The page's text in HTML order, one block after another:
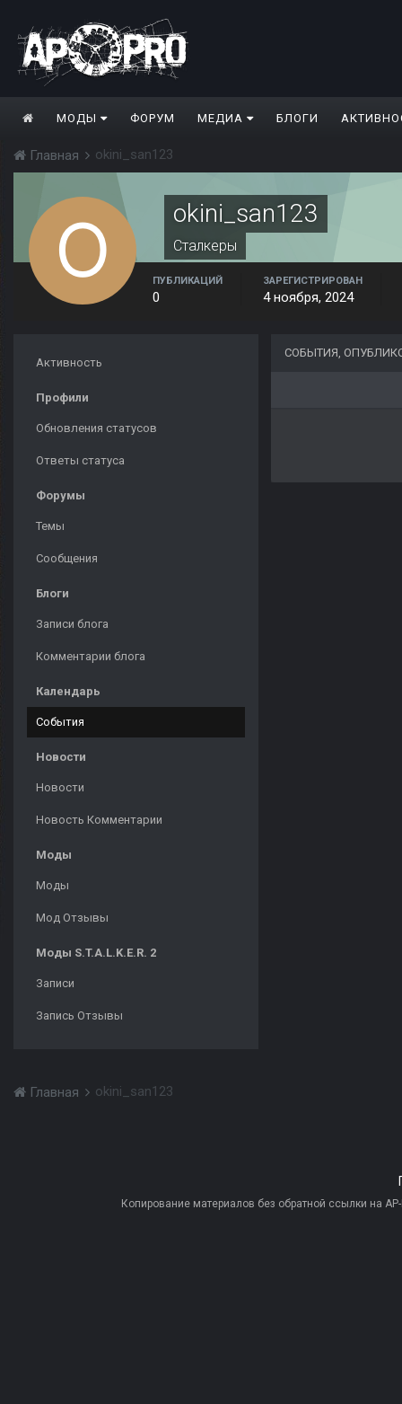
МОДЫ ФОРУМ МЕДИА БЛОГИ
Главная okini_san123
okini_san123
Сталкеры
ПУБЛИКАЦИЙ
0
ЗАРЕГИСТРИРОВАН
4 ноября, 2024
Активность
Профили
Обновления статусов
Ответы статуса
Форумы
Темы
Сообщения
Блоги
Записи блога
Комментарии блога
Календарь
События
Новости
Новости
Новость Комментарии
Моды
Моды
Мод Отзывы
Моды S.T.A.L.K.E.R. 2
Записи
Запись Отзывы
СОБЫТИЯ,
Главная okini_san123
Копирование материалов без обратной ссылки на